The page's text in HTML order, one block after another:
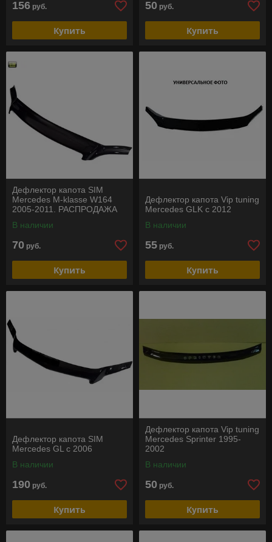
156 руб.
Купить
50 руб.
Купить
Дефлектор капота SIM
Mercedes M-klasse W164
2005-2011. РАСПРОДАЖА
В наличии
70 руб.
Купить
Дефлектор капота Vip tuning
Mercedes GLK с 2012
В наличии
55 руб.
Купить
Дефлектор капота SIM
Mercedes GL c 2006
В наличии
190 руб.
Купить
Дефлектор капота Vip tuning
Mercedes Sprinter 1995-
2002
В наличии
50 руб.
Купить